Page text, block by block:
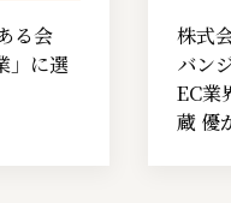
る会
」に選
株式
バン
EC業
蔵 優